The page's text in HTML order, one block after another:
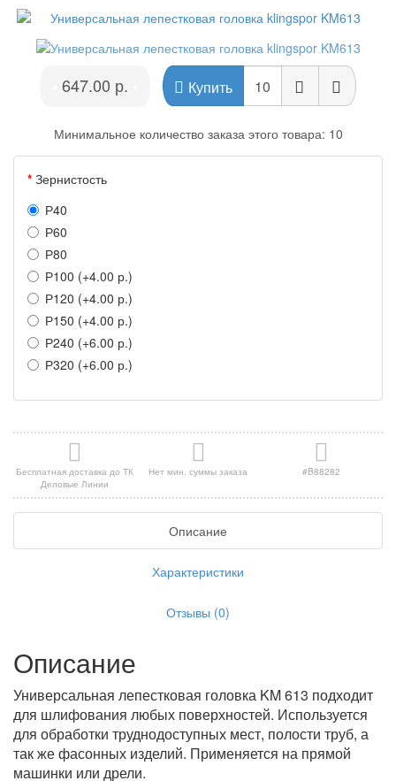
647.00 р. Купить
Минимальное количество заказа этого товара: 10
Зернистость
Р40
Р60
Р80
Р100 (+4.00 р.)
Р120 (+4.00 р.)
Р150 (+4.00 р.)
Р240 (+6.00 р.)
Р320 (+6.00 р.)
Бесплатная доставка до ТК
Деловые Линии
Нет мин. суммы заказа #B88282
Описание
Характеристики
Отзывы (0)
Описание
Универсальная лепестковая головка KM 613 подходит
для шлифования любых поверхностей. Используется
для обработки труднодоступных мест, полости труб, а
так же фасонных изделий. Применяется на прямой
машинки или дрели.